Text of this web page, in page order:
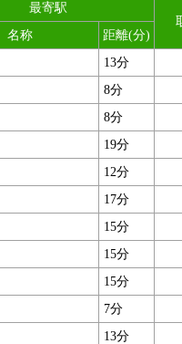
最寄駅
名称
距離(分)
13分
8分
8分
19分
12分
17分
15分
15分
15分
7分
13分